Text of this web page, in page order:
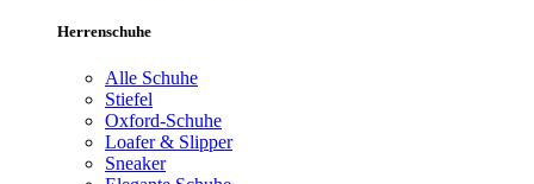
Herrenschuhe
Alle Schuhe
Stiefel
Oxford-Schuhe
Loafer & Slipper
Sneaker